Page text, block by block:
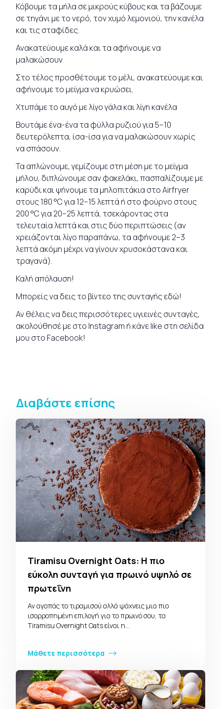
Κόβουμε τα μήλα σε μικρούς κύβους και τα βάζουμε
σε τηγάνι με το νερό, τον χυμό λεμονιού, την κανέλα
και τις σταφίδες.
Ανακατεύουμε καλά και τα αφήνουμε να
μαλακώσουν
Στο τέλος προσθέτουμε το μέλι, ανακατεύουμε και
αφήνουμε το μείγμα να κρυώσει.
Χτυπάμε το αυγό με λίγο γάλα και λίγη κανέλα
Βουτάμε ένα-ένα τα φύλλα ρυζιού για 5–10
δευτερόλεπτα, ίσα-ίσα για να μαλακώσουν χωρίς
να σπάσουν.
Τα απλώνουμε, γεμίζουμε στη μέση με το μείγμα
μήλου, διπλώνουμε σαν φακελάκι, πασπαλίζουμε με
καρύδι και ψήνουμε τα μηλοπιτάκια στο Airfryer
στους 180 °C για 12–15 λεπτά ή στο φούρνο στους
200 °C για 20–25 λεπτά, τσεκάροντας στα
τελευταία λεπτά και στις δύο περιπτώσεις (αν
χρειάζονται λίγο παραπάνω, τα αφήνουμε 2–3
λεπτά ακόμη μέχρι να γίνουν χρυσοκάστανα και
τραγανά).
Καλή απόλαυση!
Μπορείς να δεις το βίντεο της συνταγήςεδώ!
Αν θέλεις να δεις περισσότερες υγιεινέςσυνταγές,
ακολούθησέ με στο Instagram ή κάνε like στη σελίδα
μου στο Facebook!
Διαβάστε επίσης
Tiramisu Overnight Oats: Η πιο
εύκολη συνταγή για πρωινό υψηλό σε
πρωτεΐνη
Αν αγαπάς το τιραμισού αλλά ψάχνεις μια πιο
ισορροπημένη επιλογή για το πρωινό σου, τα
Tiramisu Overnight Oats είναι η…
Μάθετε περισσότερα